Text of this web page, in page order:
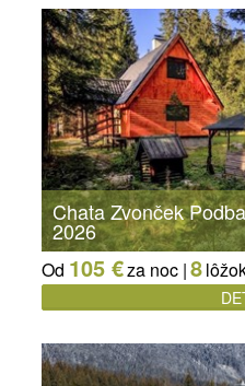
Chata Zvonček
2026
Od 105 €za noc |8